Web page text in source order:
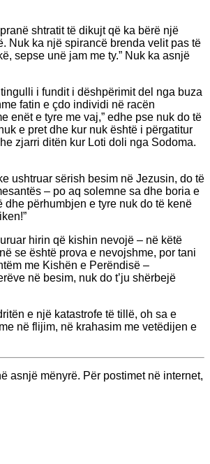
shtratit të dikujt që ka bërë një
Nuk ka një spirancë brenda velit pas të
sepse unë jam me ty.” Nuk ka asnjë
i fundit i dëshpërimit del nga buza
fatin e çdo individi në racën
enët e tyre me vaj,” edhe pse nuk do të
e pret dhe kur nuk është i përgatitur
zjarri ditën kur Loti doli nga Sodoma.
ushtruar sërish besim në Jezusin, do të
– po aq solemne sa dhe boria e
përhumbjen e tyre nuk do të kenë
hirin që kishin nevojë – në këtë
se është prova e nevojshme, por tani
me Kishën e Perëndisë –
në besim, nuk do t’ju shërbejë
e një katastrofe të tillë, oh sa e
në flijim, në krahasim me vetëdijen e
asnjë mënyrë. Për postimet në internet,